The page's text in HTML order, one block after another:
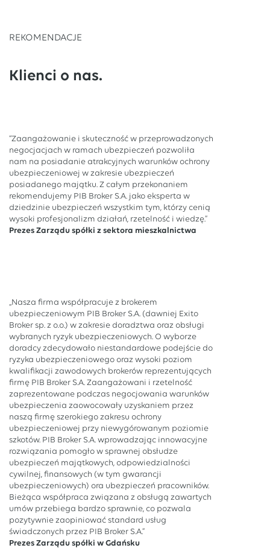
REKOMENDACJE
Klienci o nas.
“Zaangażowanie i skuteczność w przeprowadzonych
negocjacjach w ramach ubezpieczeń pozwoliła
nam na posiadanie atrakcyjnych warunków ochrony
ubezpieczeniowej w zakresie ubezpieczeń
posiadanego majątku. Z całym przekonaniem
rekomendujemy PIB Broker S.A. jako eksperta w
dziedzinie ubezpieczeń wszystkim tym, którzy cenią
wysoki profesjonalizm działań, rzetelność i wiedzę.”
Prezes Zarządu spółki z sektora mieszkalnictwa
„Nasza firma współpracuje z brokerem
ubezpieczeniowym PIB Broker S.A. (dawniej Exito
Broker sp. z o.o.) w zakresie doradztwa oraz obsługi
wybranych ryzyk ubezpieczeniowych. O wyborze
doradcy zdecydowało niestandardowe podejście do
ryzyka ubezpieczeniowego oraz wysoki poziom
kwalifikacji zawodowych brokerów reprezentujących
firmę PIB Broker S.A. Zaangażowani i rzetelność
zaprezentowane podczas negocjowania warunków
ubezpieczenia zaowocowały uzyskaniem przez
naszą firmę szerokiego zakresu ochrony
ubezpieczeniowej przy niewygórowanym poziomie
szkotów. PIB Broker S.A. wprowadzając innowacyjne
rozwiązania pomogło w sprawnej obsłudze
ubezpieczeń majątkowych, odpowiedzialności
cywilnej, finansowych (w tym gwarancji
ubezpieczeniowych) ora ubezpieczeń pracowników.
Bieżąca współpraca związana z obsługą zawartych
umów przebiega bardzo sprawnie, co pozwala
pozytywnie zaopiniować standard usług
świadczonych przez PIB Broker S.A.”
Prezes Zarządu spółki w Gdańsku